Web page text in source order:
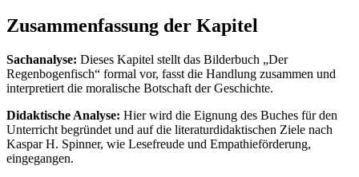
Zusammenfassung der Kapitel
Sachanalyse: Dieses Kapitel stellt das Bilderbuch „Der
Regenbogenfisch“ formal vor, fasst die Handlung zusammen und
interpretiert die moralische Botschaft der Geschichte.
Didaktische Analyse: Hier wird die Eignung des Buches für den
Unterricht begründet und auf die literaturdidaktischen Ziele nach
Kaspar H. Spinner, wie Lesefreude und Empathieförderung,
eingegangen.